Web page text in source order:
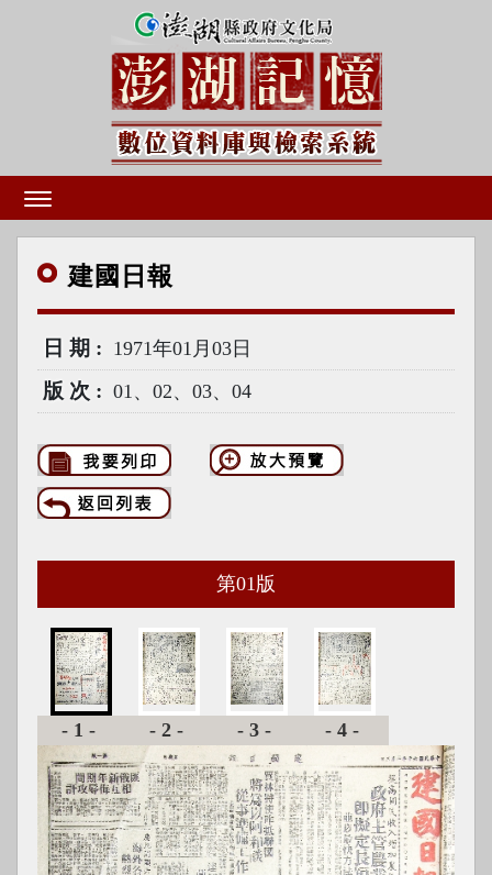
建國 日報
日期 1971年01月03日
版次 01、02、03、04
第01 版
-1- -2- -3- -4-